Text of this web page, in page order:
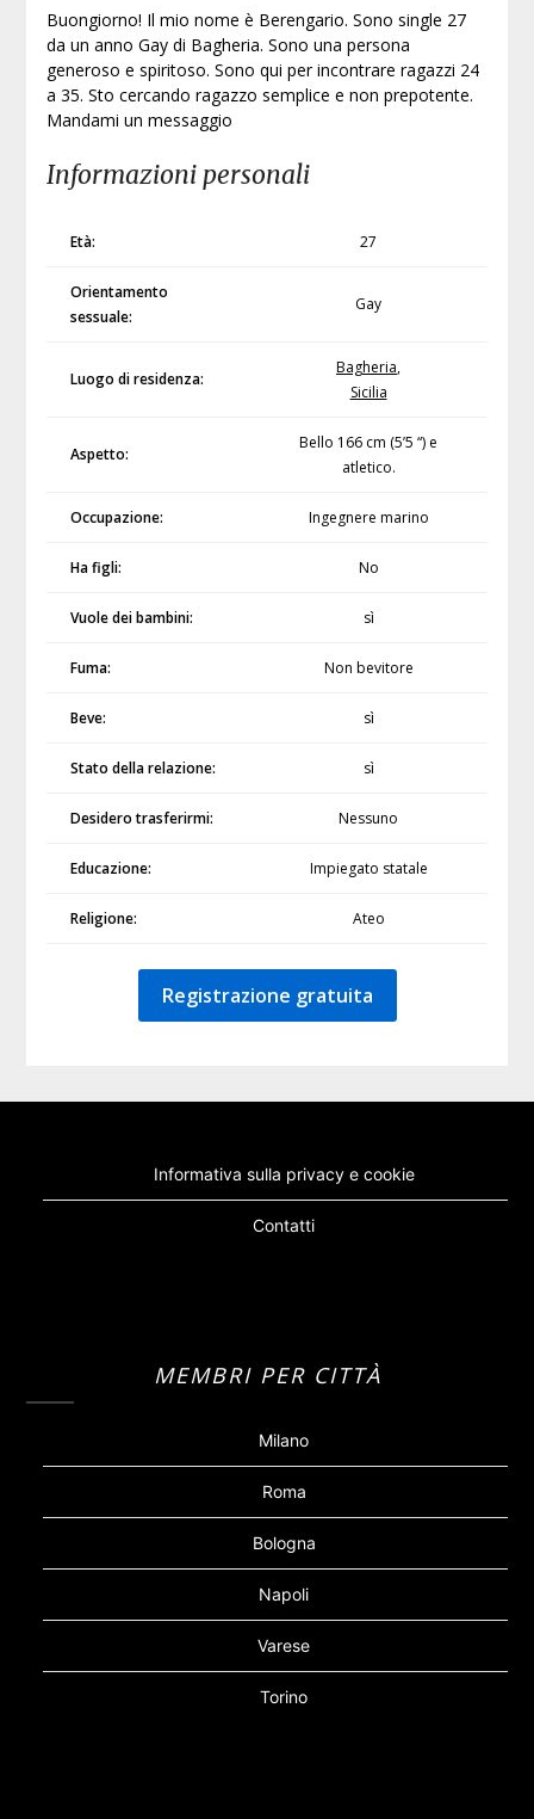
Buongiorno! Il mio nome è Berengario. Sono single 27
da un anno Gay di Bagheria. Sono una persona
generoso e spiritoso. Sono qui per incontrare ragazzi 24
a 35. Sto cercando ragazzo semplice e non prepotente.
Mandami un messaggio
Informazioni personali
Età: 27
Orientamento
sessuale:
Gay
Luogo di residenza:
Bagheria,
Sicilia
Aspetto:
Bello 166 cm (5’5 “) e
atletico.
Occupazione: Ingegnere marino
Ha figli: No
Vuole dei bambini: sì
Fuma: Non bevitore
Beve: sì
Stato della relazione: sì
Desidero trasferirmi: Nessuno
Educazione: Impiegato statale
Religione: Ateo
Registrazione gratuita
Informativa sulla privacy e cookie
Contatti
MEMBRI PER CITTÀ
Milano
Roma
Bologna
Napoli
Varese
Torino